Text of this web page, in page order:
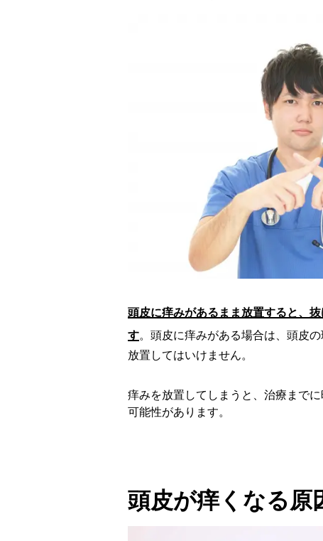
頭皮に痒みがあるまま放置すると、
す。頭皮に痒みがある場合は、頭皮
放置してはいけません。
痒みを放置してしまうと、治療まで
可能性があります。
頭皮が痒くなる原